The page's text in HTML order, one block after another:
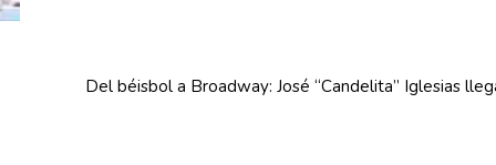
Del béisbol a Broadway: José “Candelita” Iglesias